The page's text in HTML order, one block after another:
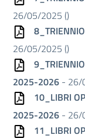
26/05/2025 ()
26/05/2025 ()
2025-2026 - 26/
10_LIBRI
2025-2026 - 26/
11_LIBRI